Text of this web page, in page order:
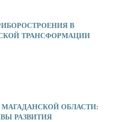
В
ТРАНСФОРМАЦИИ
ОБЛАСТИ:
РАЗВИТИЯ